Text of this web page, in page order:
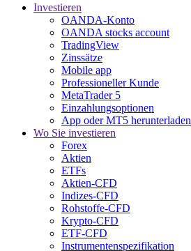
Investieren
OANDA-Konto
OANDA stocks account
TradingView
Zinssätze
Mobile app
Professioneller Kunde
MetaTrader 5
Einzahlungsoptionen
App oder MT5 herunterladen
Wo Sie investieren
Forex
Aktien
ETFs
Aktien-CFD
Indizes-CFD
Rohstoffe-CFD
Krypto-CFD
ETF-CFD
Instrumentenspezifikation